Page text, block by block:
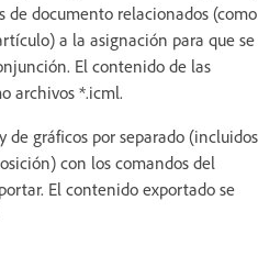
de documento relacionados (como
a la asignación para que se
El contenido de las
archivos *.icml.
de gráficos por separado (incluidos
con los comandos del
El contenido exportado se